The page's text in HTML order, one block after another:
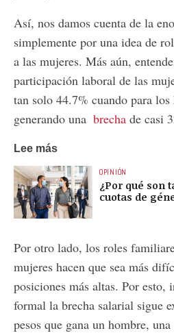
Así, nos damos cuenta de la
simplemente por una idea de
a las mujeres. Más aún,
participación laboral de las
tan solo 44.7% cuando para los
generando una brecha de casi
Lee más
OPINIÓN
¿Por qué son
cuotas de
Por otro lado, los roles
mujeres hacen que sea más
posiciones más altas. Por esto,
formal la brecha salarial sigue
pesos que gana un hombre,